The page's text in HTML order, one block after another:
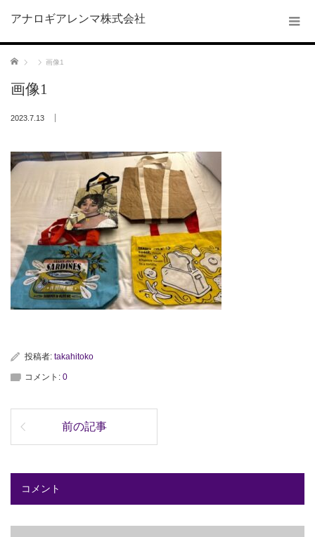
アナロギアレンマ株式会社
ホーム 画像1
画像1
2023.7.13
投稿者: takahitoko
コメント: 0
前の記事
コメント